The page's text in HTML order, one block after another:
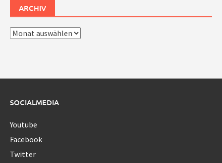
ARCHIV
Archiv
SOCIALMEDIA
Youtube
Facebook
Twitter